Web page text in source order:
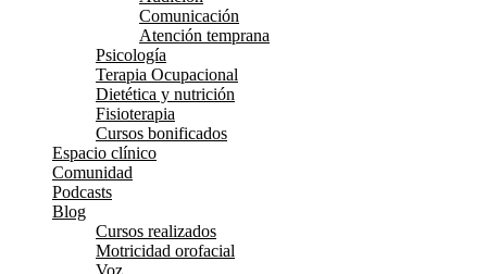
Comunicación
Atención temprana
Psicología
Terapia Ocupacional
Dietética y nutrición
Fisioterapia
Cursos bonificados
Espacio clínico
Comunidad
Podcasts
Blog
Cursos realizados
Motricidad orofacial
Voz